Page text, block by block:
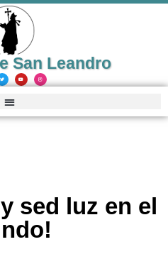
San Leandro
sed luz en el